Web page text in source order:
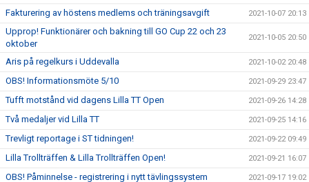
Fakturering av höstens medlems och träningsavgift 2021-10-07 20:13
Upprop! Funktionärer och bakning till GO Cup 22 och 23
oktober
2021-10-05 20:50
Aris på regelkurs i Uddevalla 2021-10-02 20:48
OBS! Informationsmöte 5/10 2021-09-29 23:47
Tufft motstånd vid dagens Lilla TT Open 2021-09-26 14:28
Två medaljer vid Lilla TT 2021-09-25 14:16
Trevligt reportage i ST tidningen! 2021-09-22 09:49
Lilla Trollträffen & Lilla Trollträffen Open! 2021-09-21 16:07
OBS! Påminnelse - registrering i nytt tävlingssystem 2021-09-17 19:02